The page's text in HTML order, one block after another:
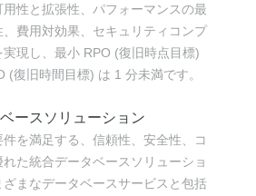
性と拡張性、パフォーマンスの最
、費用対効果、セキュリティコンプ
実現し、最小 RPO (復旧時点目標)
(復旧時間目標) は 1 分未満です。
ースソリューション
件を満足する、信頼性、安全性、コ
れた統合データベースソリューショ
ざまなデータベースサービスと包括